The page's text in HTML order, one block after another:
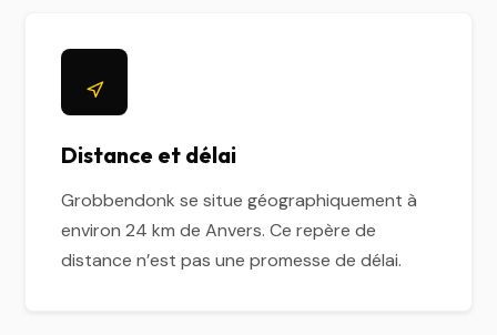
Distance et délai
Grobbendonk se situe géographiquement à
environ 24 km de Anvers. Ce repère de
distance n’est pas une promesse de délai.